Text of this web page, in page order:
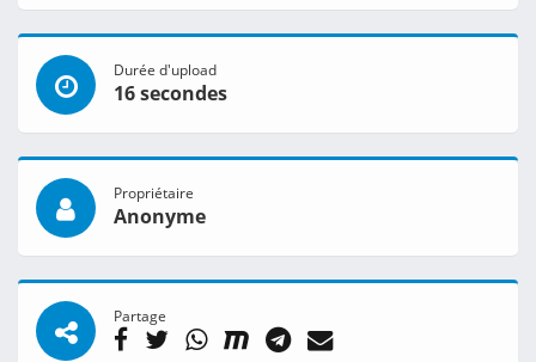
Durée d'upload
16 secondes
Propriétaire
Anonyme
Partage